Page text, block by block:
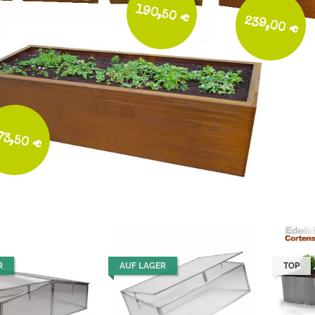
190,50 € 239,00 €
€
AUF LAGER TOP